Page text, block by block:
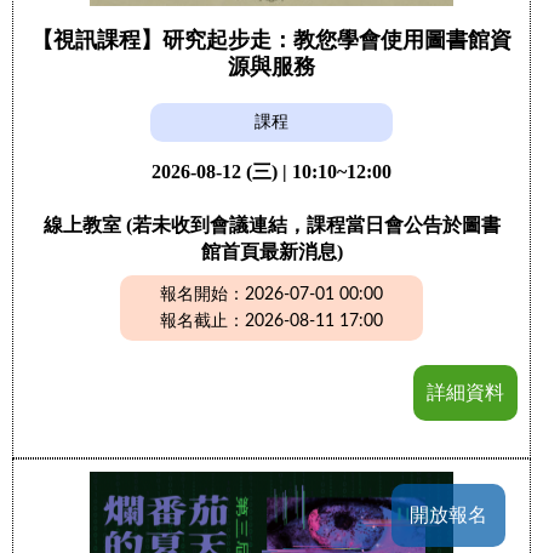
【視訊課程】研究起步走：教您學會使用圖書館資
源與服務
課程
2026-08-12 (三) | 10:10~12:00
線上教室 (若未收到會議連結，課程當日會公告於圖書
館首頁最新消息)
報名開始：2026-07-01 00:00
報名截止：2026-08-11 17:00
詳細資料
開放報名